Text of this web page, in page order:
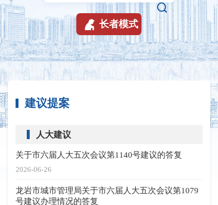

 长者模式
建议提案
人大建议
2026-06-26
关于市六届人大五次会议第1140号建议的答复
龙岩市城市管理局关于市六届人大五次会议第1079
号建议办理情况的答复